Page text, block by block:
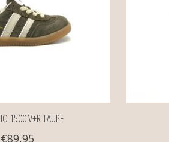
1500 V+R TAUPE
€89,95